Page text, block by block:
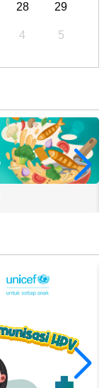
28 29
4 5